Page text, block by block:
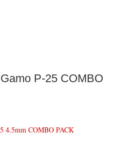
P-25 COMBO